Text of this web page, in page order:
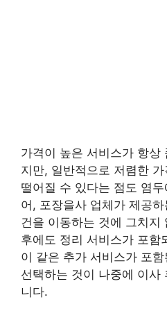
가격이 높은 서비스가 항상
지만, 일반적으로 저렴한
떨어질 수 있다는 점도 염
어, 포장을사 업체가 제공
건을 이동하는 것에 그치지
후에도 정리 서비스가 포함
이 같은 추가 서비스가 포
선택하는 것이 나중에 이사
니다.